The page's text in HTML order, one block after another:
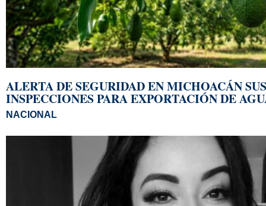
ALERTA DE SEGURIDAD EN MICHOACÁN
INSPECCIONES PARA EXPORTACIÓN DE
NACIONAL